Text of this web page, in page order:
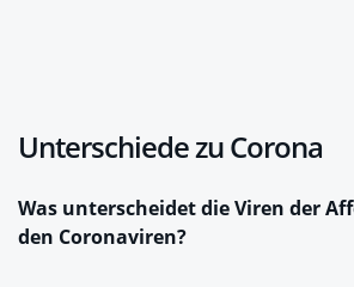
Unterschiede zu Corona
Was unterscheidet die Viren der
den Coronaviren?